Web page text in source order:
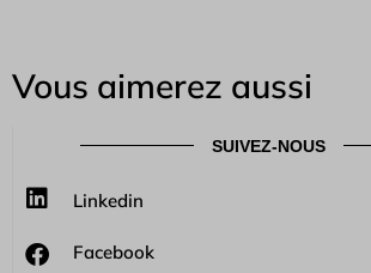
Vous aimerez aussi
SUIVEZ-NOUS
Linkedin
Facebook